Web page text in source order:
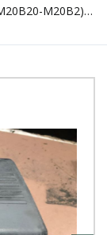
BMW E28 E30 (M20B20-M20B2) Hava Akışmetre Debimetre 0280202090